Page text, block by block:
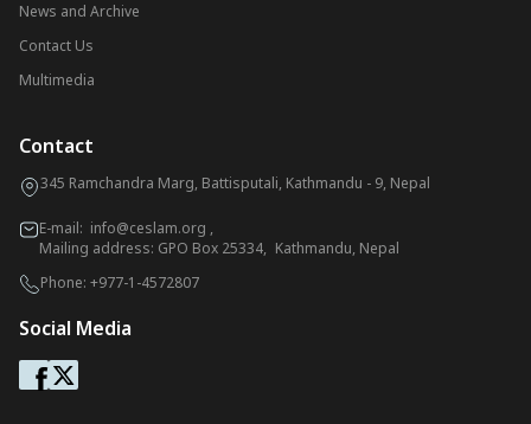
News and Archive
Contact Us
Multimedia
Contact
345 Ramchandra Marg, Battisputali, Kathmandu - 9, Nepal
E-mail: info@ceslam.org ,
Mailing address: GPO Box 25334, Kathmandu, Nepal
Phone: +977-1-4572807
Social Media